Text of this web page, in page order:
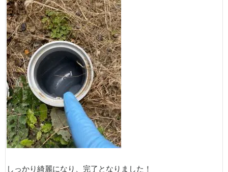
しっかり綺麗になり、完了となりました！